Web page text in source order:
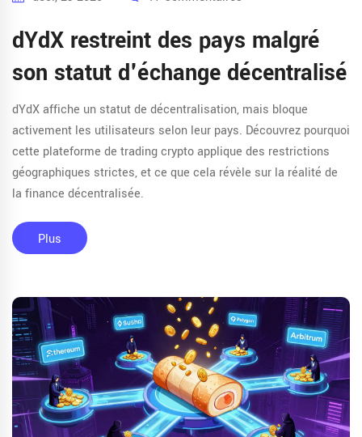
dYdX restreint des pays malgré
son statut d'échange décentralisé
dYdX affiche un statut de décentralisation, mais bloque
activement les utilisateurs selon leur pays. Découvrez pourquoi
cette plateforme de trading crypto applique des restrictions
géographiques strictes, et ce que cela révèle sur la réalité de
la finance décentralisée.
Plus